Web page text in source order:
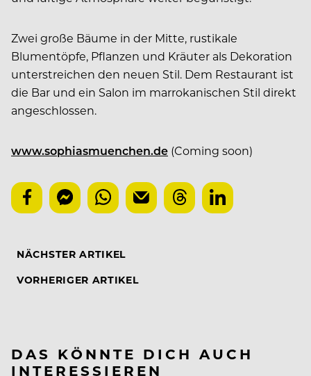
Zwei große Bäume in der Mitte, rustikale
Blumentöpfe, Pflanzen und Kräuter als Dekoration
unterstreichen den neuen Stil. Dem Restaurant ist
die Bar und ein Salon im marrokanischen Stil direkt
angeschlossen.
www.sophiasmuenchen.de (Coming soon)
NÄCHSTER ARTIKEL
VORHERIGER ARTIKEL
DAS KÖNNTE DICH AUCH
INTERESSIEREN